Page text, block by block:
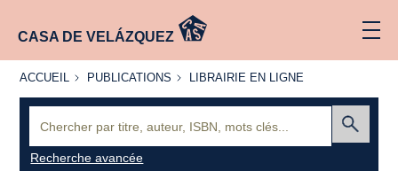
CASA DE VELÁZQUEZ
ACCUEIL
ACCUEIL PUBLICATIONS
PUBLICATIONS
LIBRAIRIE
LIBRAIRIE EN LIGNE
Recherche avancée